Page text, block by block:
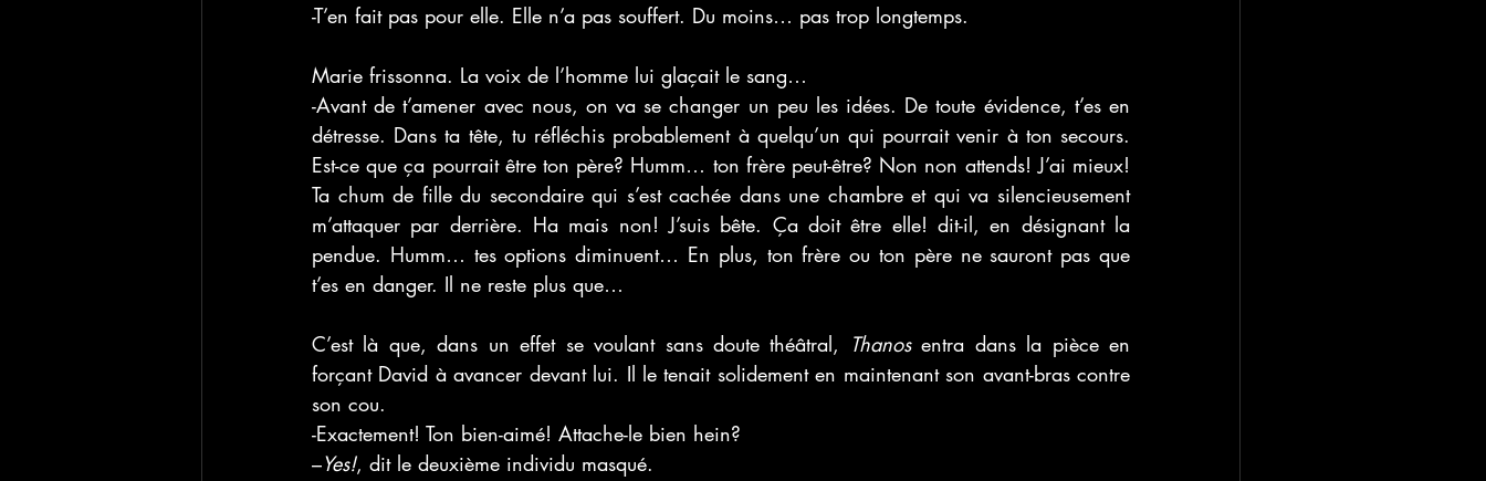
-T’en fait pas pour elle. Elle n’a pas souffert. Du moins… pas trop longtemps.
Marie frissonna. La voix de l’homme lui glaçait le sang…
-Avant de t’amener avec nous, on va se changer un peu les idées. De toute évidence, t’es en
détresse. Dans ta tête, tu réfléchis probablement à quelqu’un qui pourrait venir à ton secours.
Est-ce que ça pourrait être ton père? Humm… ton frère peut-être? Non non attends! J’ai mieux!
Ta chum de fille du secondaire qui s’est cachée dans une chambre et qui va silencieusement
m’attaquer par derrière. Ha mais non! J’suis bête. Ça doit être elle! dit-il, en désignant la
pendue. Humm… tes options diminuent… En plus, ton frère ou ton père ne sauront pas que
t’es en danger. Il ne reste plus que…
C’est là que, dans un effet se voulant sans doute théâtral, Thanos entra dans la pièce en
forçant David à avancer devant lui. Il le tenait solidement en maintenant son avant-bras contre
son cou.
-Exactement! Ton bien-aimé! Attache-le bien hein?
–Yes!, dit le deuxième individu masqué.